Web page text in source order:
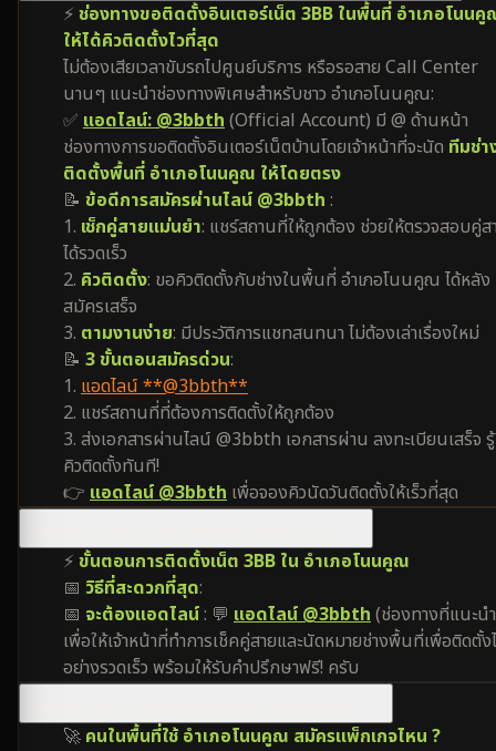
⚡ ช่องทางขอติดตั้งอินเตอร์เน็ต 3BB ในพื้นที่ อำเภอโนน
ให้ได้คิวติดตั้งไวที่สุด
ไม่ต้องเสียเวลาขับรถไปศูนย์บริการ หรือรอสาย Call Center
นานๆ แนะนำช่องทางพิเศษสำหรับชาว อำเภอโนนคูณ:
✅ แอดไลน์: @3bbth(Official Account) มี @ ด้านหน้า
ช่องทางการขอติดตั้งอินเตอร์เน็ตบ้านโดยเจ้าหน้าที่จะนัด ทีมช่า
ติดตั้งพื้นที่ อำเภอโนนคูณ ให้โดยตรง
📝 ข้อดีการสมัครผ่านไลน์ @3bbth :
1. เช็กคู่สายแม่นยำ: แชร์สถานที่ให้ถูกต้อง ช่วยให้ตรวจสอบคู่ส
ได้รวดเร็ว
2. คิวติดตั้ง: ขอคิวติดตั้งกับช่างในพื้นที่ อำเภอโนนคูณ ได้หลัง
สมัครเสร็จ
3. ตามงานง่าย: มีประวัติการแชทสนทนา ไม่ต้องเล่าเรื่องใหม่
📝 3 ขั้นตอนสมัครด่วน:
1. แอดไลน์ **@3bbth**
2. แชร์สถานที่ที่ต้องการติดตั้งให้ถูกต้อง
3. ส่งเอกสารผ่านไลน์ @3bbth เอกสารผ่าน ลงทะเบียนเสร็จ รู้
คิวติดตั้งทันที!
👉 แอดไลน์ @3bbth เพื่อจองคิวนัดวันติดตั้งให้เร็วที่สุด
⚡ ขั้นตอนการติดตั้งเน็ต 3BB ใน อำเภอโนนคูณ
📅 วิธีที่สะดวกที่สุด:
📅 จะต้องแอดไลน์: 💬 แอดไลน์ @3bbth(ช่องทางที่แนะน
เพื่อให้เจ้าหน้าที่ทำการเช็คคู่สายและนัดหมายช่างพื้นที่เพื่อติดตั้ง
อย่างรวดเร็ว พร้อมให้รับคำปรึกษาฟรี! ครับ
🚀 คนในพื้นที่ใช้ อำเภอโนนคูณ สมัครแพ็กเกจไหน ?